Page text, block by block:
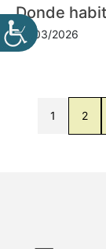
Donde
30/03/2026
1 2